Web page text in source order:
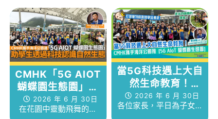
CMHK「5G AIOT
蝴蝶園生態園」
以科技認識自然生
態
2026 年 6 月 30日
在花園中靈動飛舞的蝴
當5G科技遇上大自
然生命教育！
CMHK攜手海洋公
園推【5G AIoT 生
2026 年 6 月 30日
各位家長，平日為子女挑